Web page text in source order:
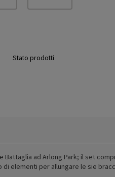
Stato prodotti
Battaglia ad Arlong Park; il set
elementi per allungare le sie